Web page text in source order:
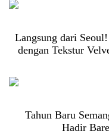
Langsung dari
dengan Tekstur
Tahun Baru
Hadir